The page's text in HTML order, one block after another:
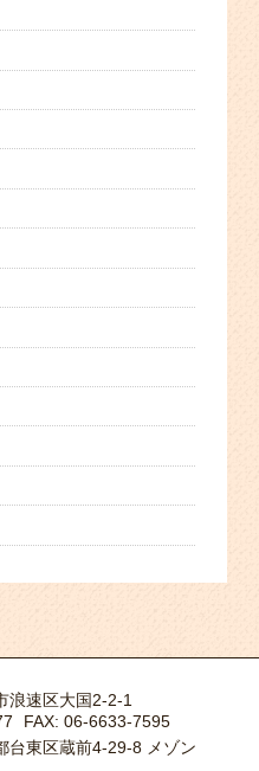
浪速区大国2-2-1
FAX: 06-6633-7595
台東区蔵前4-29-8 メゾン